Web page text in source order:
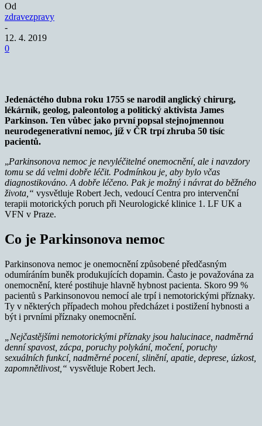
Od
zdravezpravy
-
12. 4. 2019
0
Jedenáctého dubna roku 1755 se narodil anglický chirurg,
lékárník, geolog, paleontolog a politický aktivista James
Parkinson. Ten vůbec jako první popsal stejnojmennou
neurodegenerativní nemoc, jíž v ČR trpí zhruba 50 tisíc
pacientů.
„Parkinsonova nemoc je nevyléčitelné onemocnění, ale i navzdory
tomu se dá velmi dobře léčit. Podmínkou je, aby bylo včas
diagnostikováno. A dobře léčeno. Pak je možný i návrat do běžného
života,“ vysvětluje Robert Jech, vedoucí Centra pro intervenční
terapii motorických poruch při Neurologické klinice 1. LF UK a
VFN v Praze.
Co je Parkinsonova nemoc
Parkinsonova nemoc je onemocnění způsobené předčasným
odumíráním buněk produkujících dopamin. Často je považována za
onemocnění, které postihuje hlavně hybnost pacienta. Skoro 99 %
pacientů s Parkinsonovou nemocí ale trpí i nemotorickými příznaky.
Ty v některých případech mohou předcházet i postižení hybnosti a
být i prvními příznaky onemocnění.
„Nejčastějšími nemotorickými příznaky jsou halucinace, nadměrná
denní spavost, zácpa, poruchy polykání, močení, poruchy
sexuálních funkcí, nadměrné pocení, slinění, apatie, deprese, úzkost,
zapomnětlivost,“ vysvětluje Robert Jech.